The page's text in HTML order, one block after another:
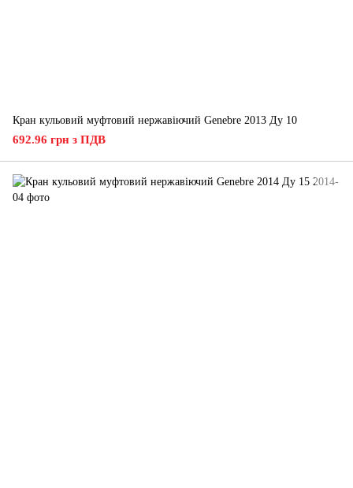
Кран кульовий муфтовий нержавіючий Genebre 2013 Ду 10
692.96 грн з ПДВ